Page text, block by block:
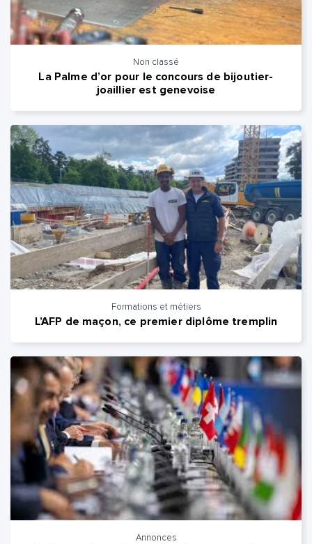
Non classé
La Palme d’or pour le concours de bijoutier-
joaillier est genevoise
Formations et métiers
L’AFP de maçon, ce premier diplôme tremplin
Annonces